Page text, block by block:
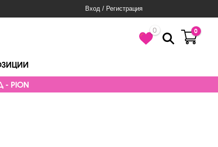
Вход / Регистрация
0 0
PION